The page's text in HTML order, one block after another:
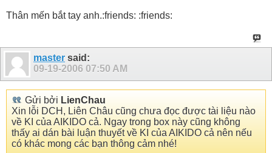
Thân mến bắt tay anh.:friends: :friends:
master said:
09-19-2006 07:50 AM
Gửi bởi LienChau
Xin lỗi DCH, Liên Châu cũng chưa đọc được tài liệu nào
về KI của AIKIDO cả. Ngay trong box này cũng không
thấy ai dán bài luận thuyết về KI của AIKIDO cả nên nếu
có khác mong các bạn thông cảm nhé!